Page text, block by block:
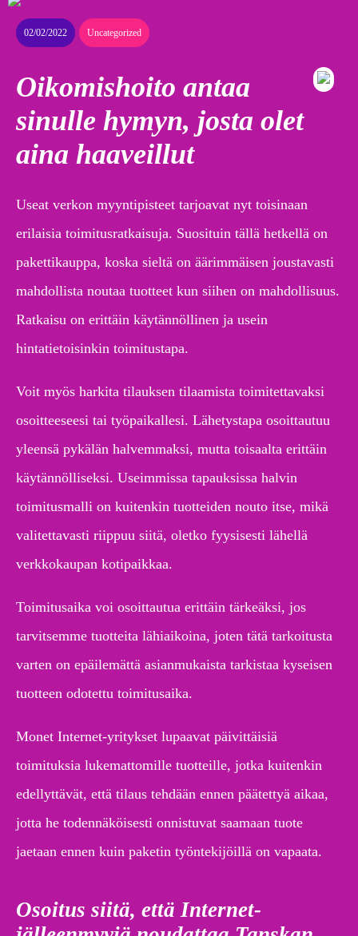
02/02/2022 Uncategorized
Oikomishoito antaa
sinulle hymyn, josta olet
aina haaveillut
Useat verkon myyntipisteet tarjoavat nyt toisinaan
erilaisia toimitusratkaisuja. Suosituin tällä hetkellä on
pakettikauppa, koska sieltä on äärimmäisen joustavasti
mahdollista noutaa tuotteet kun siihen on mahdollisuus.
Ratkaisu on erittäin käytännöllinen ja usein
hintatietoisinkin toimitustapa.
Voit myös harkita tilauksen tilaamista toimitettavaksi
osoitteeseesi tai työpaikallesi. Lähetystapa osoittautuu
yleensä pykälän halvemmaksi, mutta toisaalta erittäin
käytännölliseksi. Useimmissa tapauksissa halvin
toimitusmalli on kuitenkin tuotteiden nouto itse, mikä
valitettavasti riippuu siitä, oletko fyysisesti lähellä
verkkokaupan kotipaikkaa.
Toimitusaika voi osoittautua erittäin tärkeäksi, jos
tarvitsemme tuotteita lähiaikoina, joten tätä tarkoitusta
varten on epäilemättä asianmukaista tarkistaa kyseisen
tuotteen odotettu toimitusaika.
Monet Internet-yritykset lupaavat päivittäisiä
toimituksia lukemattomille tuotteille, jotka kuitenkin
edellyttävät, että tilaus tehdään ennen päätettyä aikaa,
jotta he todennäköisesti onnistuvat saamaan tuote
jaetaan ennen kuin paketin työntekijöillä on vapaata.
Osoitus siitä, että Internet-